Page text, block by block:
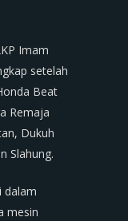
Imam
setelah
Beat
Remaja
Dukuh
Slahung.
dalam
mesin